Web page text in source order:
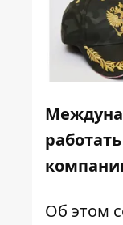
Об этом